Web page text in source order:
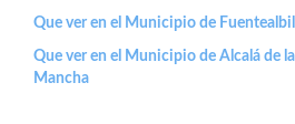
Que ver en el Municipio de
Que ver en el Municipio de Alcalá de la
Mancha